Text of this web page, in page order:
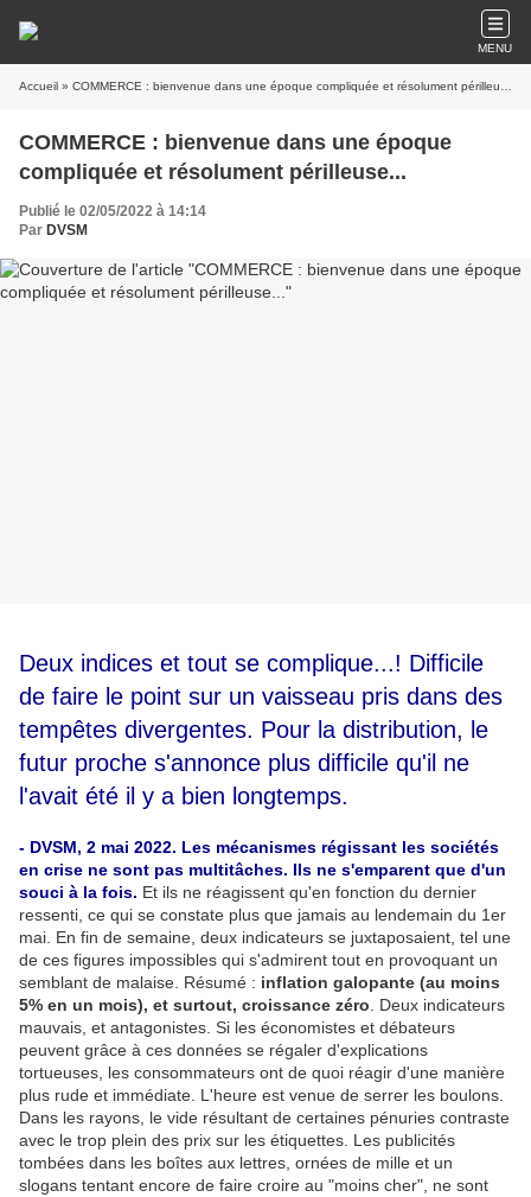
MENU
Accueil » COMMERCE : bienvenue dans une époque compliquée et résolument périlleuse...
COMMERCE : bienvenue dans une époque
compliquée et résolument périlleuse...
Publié le 02/05/2022 à 14:14
Par DVSM
Deux indices et tout se complique...! Difficile
de faire le point sur un vaisseau pris dans des
tempêtes divergentes. Pour la distribution, le
futur proche s'annonce plus difficile qu'il ne
l'avait été il y a bien longtemps.
- DVSM, 2 mai 2022. Les mécanismes régissant les sociétés
en crise ne sont pas multitâches. Ils ne s'emparent que d'un
souci à la fois. Et ils ne réagissent qu'en fonction du dernier
ressenti, ce qui se constate plus que jamais au lendemain du 1er
mai. En fin de semaine, deux indicateurs se juxtaposaient, tel une
de ces figures impossibles qui s'admirent tout en provoquant un
semblant de malaise. Résumé : inflation galopante (au moins
5% en un mois), et surtout, croissance zéro . Deux indicateurs
mauvais, et antagonistes. Si les économistes et débateurs
peuvent grâce à ces données se régaler d'explications
tortueuses, les consommateurs ont de quoi réagir d'une manière
plus rude et immédiate. L'heure est venue de serrer les boulons.
Dans les rayons, le vide résultant de certaines pénuries contraste
avec le trop plein des prix sur les étiquettes. Les publicités
tombées dans les boîtes aux lettres, ornées de mille et un
slogans tentant encore de faire croire au "moins cher", ne sont